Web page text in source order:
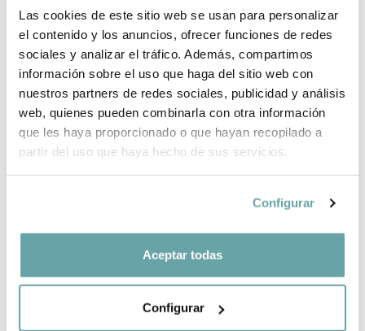
Las cookies de este sitio web se usan para personalizar
el contenido y los anuncios, ofrecer funciones de redes
sociales y analizar el tráfico. Además, compartimos
información sobre el uso que haga del sitio web con
nuestros partners de redes sociales, publicidad y análisis
web, quienes pueden combinarla con otra información
que les haya proporcionado o que hayan recopilado a
partir del uso que haya hecho de sus servicios.
Configurar
Aceptar todas
Configurar
COMPLETE YOUR PURCHASE